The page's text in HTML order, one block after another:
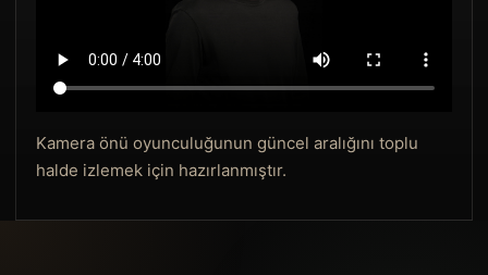
Kamera önü oyunculuğunun güncel aralığını toplu
halde izlemek için hazırlanmıştır.